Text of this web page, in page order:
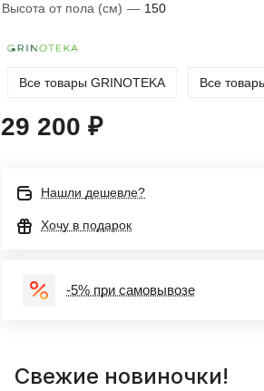
Высота от пола (см) — 150
Все товары GRINOTEKA Все
29 200 ₽
Нашли дешевле?
Хочу в подарок
-5% при самовывозе
Свежие новиночки!